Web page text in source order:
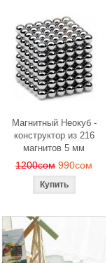
Магнитный Неокуб -
конструктор из 216
магнитов 5 мм
1200сом 990сом